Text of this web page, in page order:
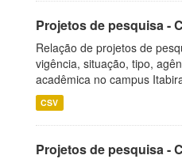
Projetos de pesquisa -
Relação de projetos de
vigência, situação, tipo,
acadêmica no campus
CSV
Projetos de pesquisa -